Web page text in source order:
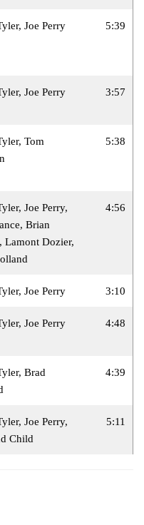
Joe Perry 5:39
Joe Perry 3:57
Tom
5:38
Joe Perry,
Brian
Lamont Dozier,
4:56
Joe Perry 3:10
Joe Perry 4:48
Brad
4:39
Joe Perry,
Child
5:11